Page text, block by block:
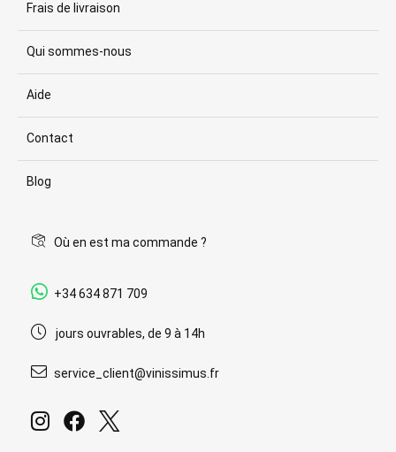
Frais de livraison
Qui sommes-nous
Aide
Contact
Blog
Où en est ma commande ?
+34 634 871 709
jours ouvrables, de 9 à 14h
service_client@vinissimus.fr